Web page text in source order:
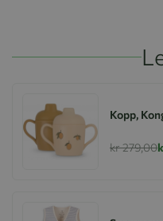
Kopp,
kr 279,00